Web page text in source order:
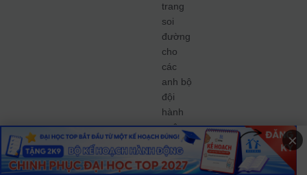
trang
soi
đường
cho
các
anh bộ
đội
hành
quân
ra tiền
tuyến.
Nghĩa
×